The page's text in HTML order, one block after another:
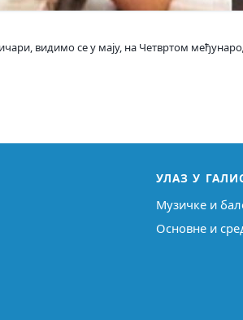
видимо се у мају, на Четвртом
УЛАЗ У
Музичке и
Основне и